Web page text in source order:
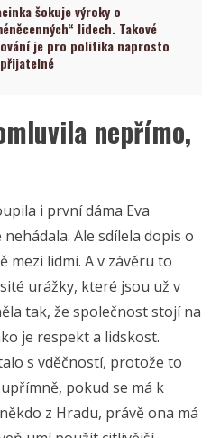
šokuje výroky o
lidech. Takové
je pro politika naprosto
nepřímo,
i první dáma Eva
Ale sdílela dopis o
mezi lidmi. A v závěru to
urážky, které jsou už v
tak, že společnost stojí na
je respekt a lidskost.
s vděčností, protože to
pokud se má k
z Hradu, právě ona má